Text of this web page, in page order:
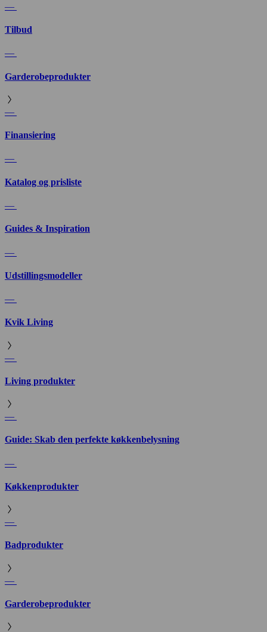
—
Tilbud
—
Garderobeprodukter
—
Finansiering
—
Katalog og prisliste
—
Guides & Inspiration
—
Udstillingsmodeller
—
Kvik Living
—
Living produkter
—
Guide: Skab den perfekte køkkenbelysning
—
Køkkenprodukter
—
Badprodukter
—
Garderobeprodukter